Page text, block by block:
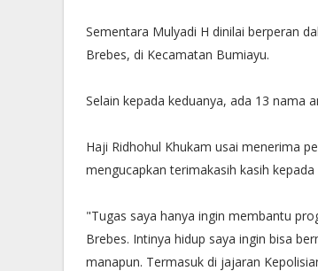
‎Sementara Mulyadi H dinilai berperan
Brebes, di Kecamatan Bumiayu.
‎Selain kepada keduanya, ada 13 nama
‎Haji Ridhohul Khukam usai menerima
mengucapkan terimakasih kasih
‎"Tugas saya hanya ingin membantu
Brebes. Intinya hidup saya ingin bisa
manapun. Termasuk di jajaran